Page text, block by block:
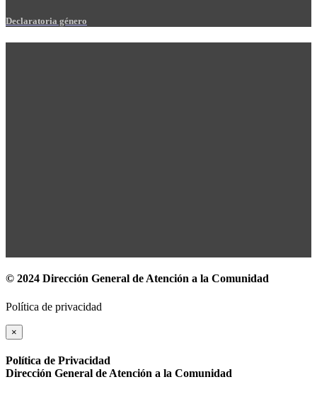
Declaratoria género
© 2024 Dirección General de Atención a la Comunidad
Política de privacidad
×
Política de Privacidad
Dirección General de Atención a la Comunidad